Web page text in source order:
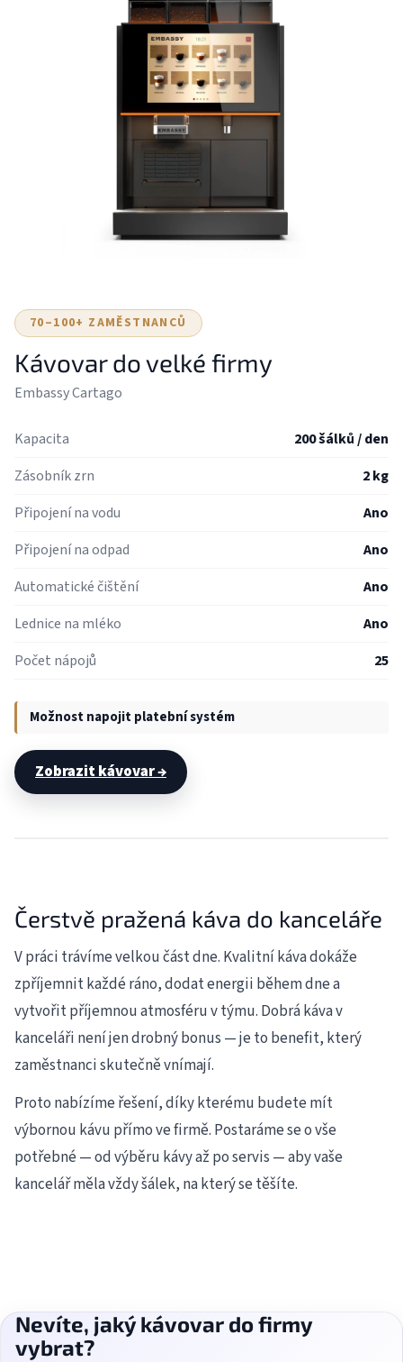
70–100+ ZAMĚSTNANCŮ
Kávovar do velké firmy
Embassy Cartago
Kapacita
200 šálků / den
Zásobník zrn
2 kg
Připojení na vodu
Ano
Připojení na odpad
Ano
Automatické čištění
Ano
Lednice na mléko
Ano
Počet nápojů
25
Možnost napojit platební systém
Zobrazit kávovar →
Čerstvě pražená káva do kanceláře
V práci trávíme velkou část dne. Kvalitní káva dokáže
zpříjemnit každé ráno, dodat energii během dne a
vytvořit příjemnou atmosféru v týmu. Dobrá káva v
kanceláři není jen drobný bonus — je to benefit, který
zaměstnanci skutečně vnímají.
Proto nabízíme řešení, díky kterému budete mít
výbornou kávu přímo ve firmě. Postaráme se o vše
potřebné — od výběru kávy až po servis — aby vaše
kancelář měla vždy šálek, na který se těšíte.
Nevíte, jaký kávovar do firmy
vybrat?